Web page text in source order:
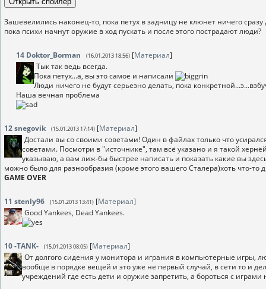
Зашевелились наконец-то, пока петух в задницу не клюнет ничего
пока психи начнут оружие в ход пускать и после этого пострадают люди?
14 Doktor_Borman (16.01.2013 18:56) [Материал]
Тык так ведь всегда.
Пока петух...а, вы это самое и написали
Люди ничего не будут серьезно делать, пока
Наша вечная проблема
12snegovik (15.01.2013 17:14) [Материал]
Достали вы со своими советами! Один в файлах только что
советами. Посмотри в "источнике", там всё указано и я такой
указываю, а вам лиж-бы быстрее написать и показать какие вы
можно было для разнообразия (кроме этого вашего Сталера)хоть что-то
GAME OVER
11 stenly96 (15.01.2013 13:41) [Материал]
Good Yankees, Dead Yankees.
10-TANK- (15.01.2013 08:05) [Материал]
От долгого сидения у монитора и играния в компьютерные игры,
вообще в порядке вещей и это уже не первый случай, в сети то и
учреждений где есть дети и оружие запретить, а бороться с